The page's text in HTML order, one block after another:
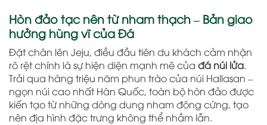
Hòn đảo tạc nên từ nham thạch – Bản giao
hưởng hùng vĩ của Đá
Đặt chân lên Jeju, điều đầu tiên du khách cảm nhận
rõ rệt chính là sự hiện diện mạnh mẽ của đá núi lửa.
Trải qua hàng triệu năm phun trào của núi Hallasan –
ngọn núi cao nhất Hàn Quốc, toàn bộ hòn đảo được
kiến tạo từ những dòng dung nham đông cứng, tạo
nên địa hình đặc trưng không thể nhầm lẫn.